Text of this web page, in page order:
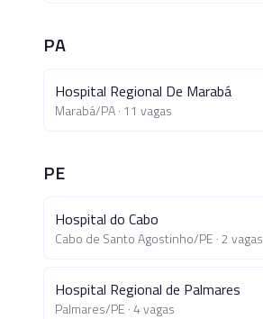
PA
Hospital Regional De Marabá
Marabá/PA· 11 vagas
PE
Hospital do Cabo
Cabo de Santo Agostinho/PE ·2 vagas
Hospital Regional de Palmares
Palmares/PE ·4vagas